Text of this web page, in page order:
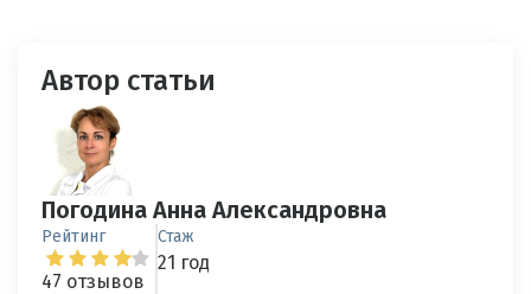
Автор статьи
Погодина Анна Александровна
Рейтинг
47 отзывов
Стаж
21 год